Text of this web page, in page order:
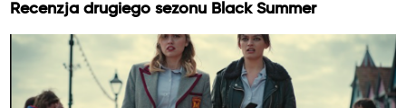
Recenzja drugiego sezonu Black Summer